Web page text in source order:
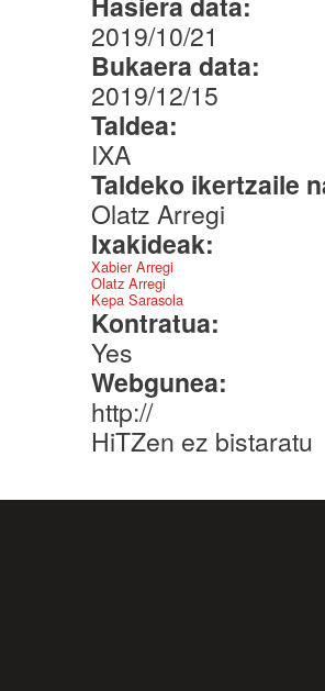
2019/10/21
Bukaera data:
2019/12/15
Taldea:
IXA
Taldeko ikertzaile
Olatz Arregi
Ixakideak:
Xabier Arregi
Olatz Arregi
Kepa Sarasola
Kontratua:
Yes
Webgunea:
http://
HiTZen ez bistaratu